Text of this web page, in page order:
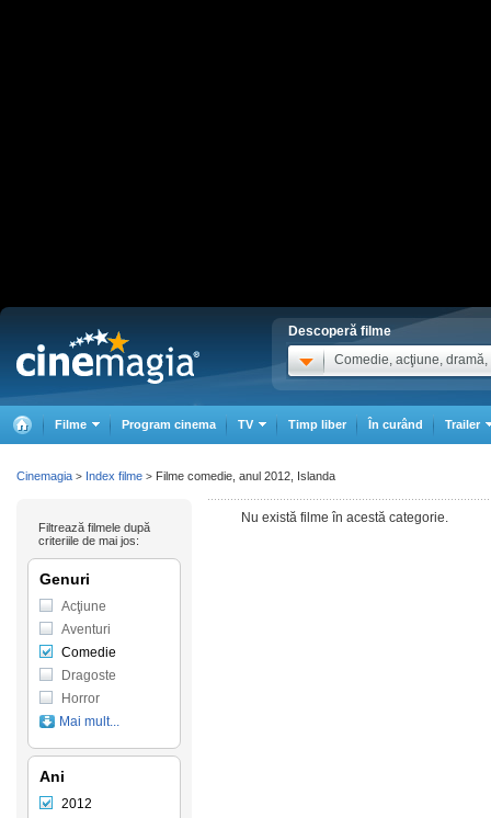
Descoperă filme
Comedie, acţiune, dramă,
Filme Program cinema TV Timp liber În curând Trailer
Nu există filme în acestă categorie.
Filtrează filmele după
criteriile de mai jos:
Genuri
Acţiune
Aventuri
Comedie
Dragoste
Horror
Mai mult...
Ani
2012
Cinemagia > Index filme > Filme comedie, anul 2012, Islanda